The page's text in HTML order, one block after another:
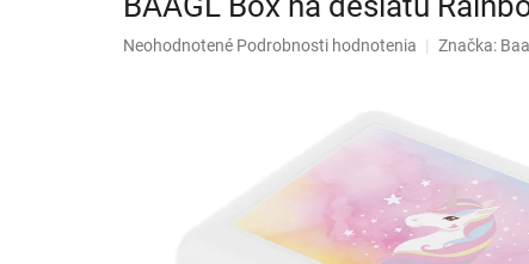
Priemerné
Neohodnotené Podrobnosti hodnotenia Značka: